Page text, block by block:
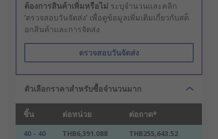
ต้องการสินค้าเพิ่มหรือไม่ ระบุจำนวนและคลิก
‘ตรวจสอบวันจัดส่ง’ เพื่อดูข้อมูลเพิ่มเติมเกี่ยวกับสต็
อกสินค้าและการจัดส่ง
ตรวจสอบวันจัดส่ง
ตัวเลือกราคาสำหรับซื้อจำนวนมาก
ชิ้น ต่อหน่วย ต่อถาด*
40 - 40 THB6,391.088
THB255,643.52